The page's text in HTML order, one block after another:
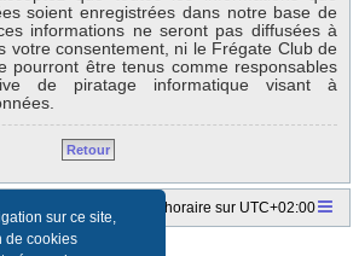
sur ce site,
de cookies
soient enregistrées dans notre base de
informations ne seront pas diffusées à
votre consentement, ni le Frégate Club de
pourront être tenus comme responsables
de piratage informatique visant à
Retour
Fuseau horaire sur UTC+02:00